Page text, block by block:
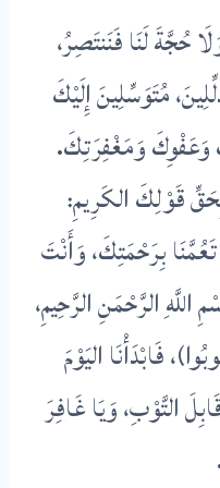
حُجَّةَ لَنَا فَنَنتَصِرُ،
مُتَوَسِّلِينَ إِلَيْكَ
وَعَفْوِكَ وَمَغْفِرَتِكَ.
قَوْلِكَ الكَرِيمِ:
بِرَحْمَتِكَ، وَأَنْتَ
الرَّحْمَنِ الرَّحِيمِ،
فَابْدَأْنَا اليَوْمَ
التَّوْبِ، وَيَا غَافِرَ